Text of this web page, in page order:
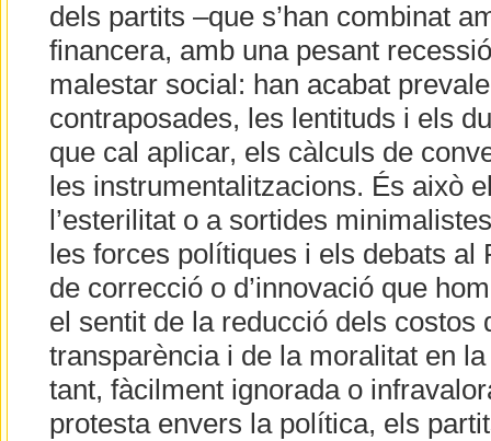
dels partits –que s’han combinat
financera, amb una pesant
malestar social: han acabat
contraposades, les lentituds i els
que cal aplicar, els càlculs de
les instrumentalitzacions. És això
l’esterilitat o a sortides
les forces polítiques i els debats al
de correcció o d’innovació que
el sentit de la reducció dels costos
transparència i de la moralitat en
tant, fàcilment ignorada o
protesta envers la política, els